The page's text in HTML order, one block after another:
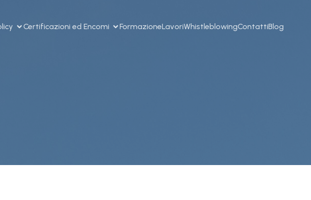
Certificazioni ed Encomi FormazioneLavoriWhistleblowingContattiBlog